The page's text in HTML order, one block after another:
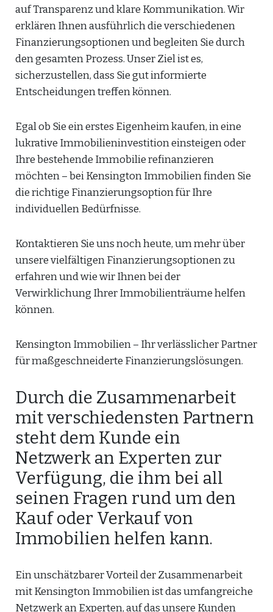
auf Transparenz und klare Kommunikation. Wir
erklären Ihnen ausführlich die verschiedenen
Finanzierungsoptionen und begleiten Sie durch
den gesamten Prozess. Unser Ziel ist es,
sicherzustellen, dass Sie gut informierte
Entscheidungen treffen können.
Egal ob Sie ein erstes Eigenheim kaufen, in eine
lukrative Immobilieninvestition einsteigen oder
Ihre bestehende Immobilie refinanzieren
möchten – bei Kensington Immobilien finden Sie
die richtige Finanzierungsoption für Ihre
individuellen Bedürfnisse.
Kontaktieren Sie uns noch heute, um mehr über
unsere vielfältigen Finanzierungsoptionen zu
erfahren und wie wir Ihnen bei der
Verwirklichung Ihrer Immobilienträume helfen
können.
Kensington Immobilien – Ihr verlässlicher Partner
für maßgeschneiderte Finanzierungslösungen.
Durch die Zusammenarbeit
mit verschiedensten Partnern
steht dem Kunde ein
Netzwerk an Experten zur
Verfügung, die ihm bei all
seinen Fragen rund um den
Kauf oder Verkauf von
Immobilien helfen kann.
Ein unschätzbarer Vorteil der Zusammenarbeit
mit Kensington Immobilien ist das umfangreiche
Netzwerk an Experten, auf das unsere Kunden